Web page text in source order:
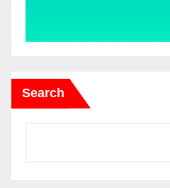
Search